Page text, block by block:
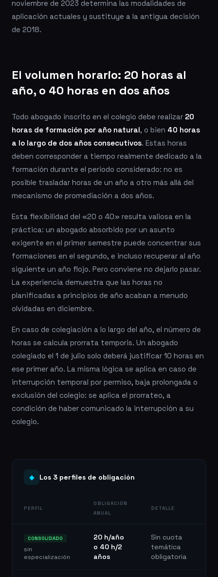
noviembre de 2023 determina las modalidades de
aplicación actuales y sustituye a la antigua decisión
de 2018.
El volumen horario: 20 horas al
año, o 40 horas en dos años
Todo abogado inscrito en el colegio debe realizar 20
horas de formación por año natural, o bien 40 horas
a lo largo de dos años consecutivos. Estas horas
deben corresponder a tiempo realmente dedicado a la
formación durante el periodo considerado: no es
posible trasladar horas de un año a otro más allá del
mecanismo de promediación a dos años.
Esta flexibilidad del «20 o 40» resulta valiosa en la
práctica: un abogado absorbido por un asunto
exigente en el primer semestre puede concentrar sus
formaciones en el segundo, e incluso recuperar al año
siguiente un año flojo. Pero conviene no dejarlo pasar.
La experiencia demuestra que las horas no
planificadas a principios de año acaban a menudo
olvidadas en diciembre.
En caso de colegiación a lo largo del año, el número de
horas se calcula prorrata temporis. Un abogado
colegiado el 1 de julio solo deberá justificar 10 horas en
ese primer año. La misma lógica se aplica en caso de
interrupción temporal por permiso, baja prolongada o
exclusión del colegio: se aplica el prorrateo, a
condición de haber comunicado la interrupción a su
colegio.
◆ Los 3 perfiles de obligación
PERFIL
OBLIGACIÓN
ANUAL
DETALLE
CONSOLIDADO
sin
especialización
20 h/año
o 40 h/2
años
Sin cuota
temática
obligatoria